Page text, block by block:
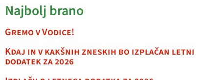
Najbolj brano
Gremo v Vodice!
Kdaj in v kakšnih zneskih bo izplačan letni
dodatek za 2026